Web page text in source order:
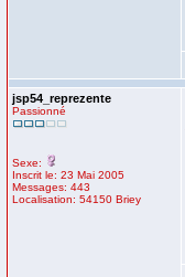
jsp54_reprezente
Passionné
Sexe:
Inscrit le: 23 Mai 2005
Messages: 443
Localisation: 54150 Briey